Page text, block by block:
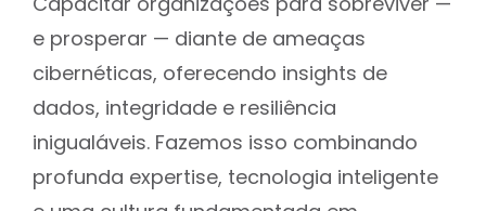
e prosperar — diante de ameaças
cibernéticas, oferecendo insights de
dados, integridade e resiliência
inigualáveis. Fazemos isso combinando
profunda expertise, tecnologia inteligente